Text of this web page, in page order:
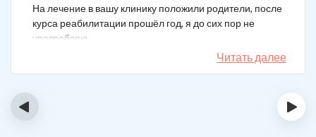
На лечение в вашу клинику положили родители, после
курса реабилитации прошёл год, я до сих пор не
употребляю.
Читать далее
‹ ›